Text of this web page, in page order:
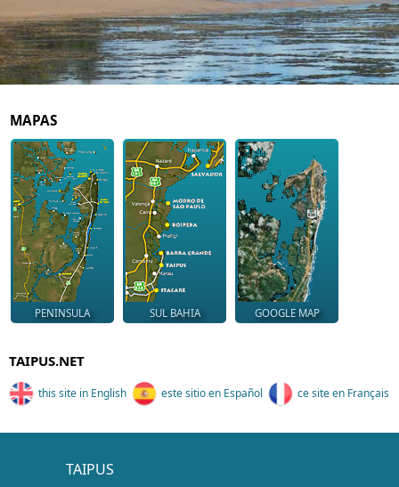
MAPAS
PENINSULA SUL BAHIA GOOGLE MAP
TAIPUS.NET
this site in English este sitio en Español ce site en Français
TAIPUS